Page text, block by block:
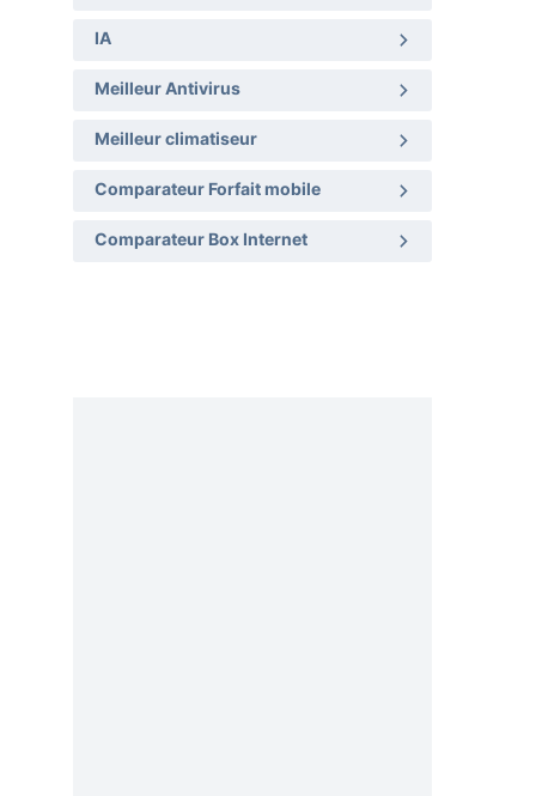
IA
Meilleur Antivirus
Meilleur climatiseur
Comparateur Forfait mobile
Comparateur Box Internet